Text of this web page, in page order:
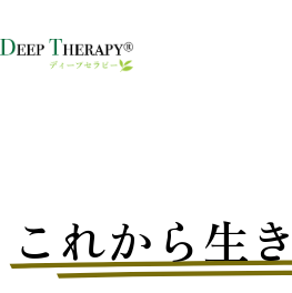
容
これから生